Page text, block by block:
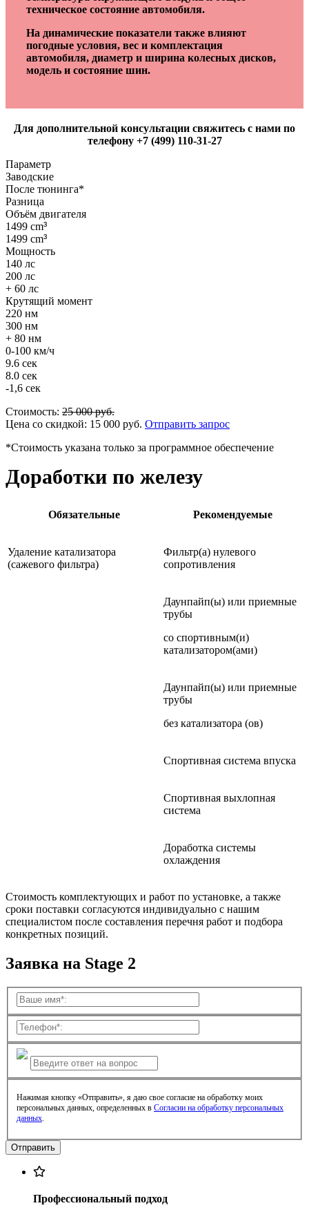
техническое состояние автомобиля.
На динамические показатели также влияют
погодные условия, вес и комплектация
автомобиля, диаметр и ширина колесных дисков,
модель и состояние шин.
Для дополнительной консультации свяжитесь с нами по
телефону +7 (499) 110-31-27
Параметр
Заводские
После тюнинга*
Разница
Объём двигателя
1499 cm³
1499 cm³
Мощность
140 лс
200 лс
+ 60 лс
Крутящий момент
220 нм
300 нм
+ 80 нм
0-100 км/ч
9.6 сек
8.0 сек
-1,6 сек
Стоимость: 25 000руб.
Цена со скидкой: 15 000 руб. Отправить запрос
*Стоимость указана только за программное обеспечение
Доработки по железу
Обязательные Рекомендуемые
Удаление катализатора
(сажевого фильтра)
Фильтр(а) нулевого
сопротивления
Даунпайп(ы) или приемные
трубы
со спортивным(и)
катализатором(ами)
Даунпайп(ы) или приемные
трубы
без катализатора (ов)
Спортивная система впуска
Спортивная выхлопная
система
Доработка системы
охлаждения
Стоимость комплектующих и работ по установке, а также
сроки поставки согласуются индивидуально с нашим
специалистом после составления перечня работ и подбора
конкретных позиций.
Заявка на Stage 2
Нажимая кнопку «Отправить», я даю свое согласие на обработку моих
персональных данных, определенных в Согласии на обработку персональных
данных
Профессиональный подход